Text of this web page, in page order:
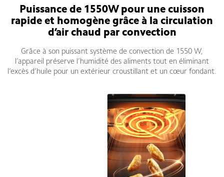
Puissance de 1550W pour une cuisson
rapide et homogène grâce à la circulation
d’air chaud par convection
Grâce à son puissant système de convection de 1550 W,
l’appareil préserve l’humidité des aliments tout en éliminant
l’excès d’huile pour un extérieur croustillant et un cœur fondant.